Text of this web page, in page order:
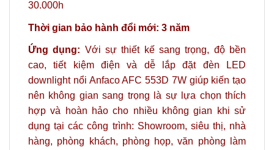
30.000h
Thời gian bảo hành đổi mới: 3 năm
Ứng dụng: Với sự thiết kế sang trọng, độ bền
cao, tiết kiệm điện và dễ lắp đặt đèn LED
downlight nổi Anfaco AFC 553D 7W giúp kiến tạo
nên không gian sang trọng là sự lựa chọn thích
hợp và hoàn hảocho nhiều không gian khi sử
dụng tại các công trình: Showroom, siêu thị, nhà
hàng, phòng khách, phòng họp, văn phòng làm